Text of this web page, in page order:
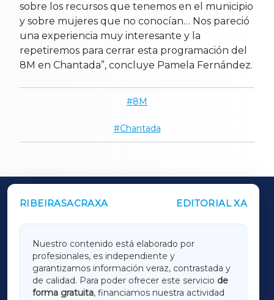
sobre los recursos que tenemos en el municipio
y sobre mujeres que no conocían… Nos pareció
una experiencia muy interesante y la
repetiremos para cerrar esta programación del
8M en Chantada”, concluye Pamela Fernández.
8M
Chantada
RIBEIRASACRAXA EDITORIAL XA
Nuestro contenido está elaborado por
profesionales, es independiente y
garantizamos información veraz, contrastada y
de calidad. Para poder ofrecer este servicio de
forma gratuita, financiamos nuestra actividad
OUTROS PERIÓDICOS
LUGOXA
TERRACHAXA